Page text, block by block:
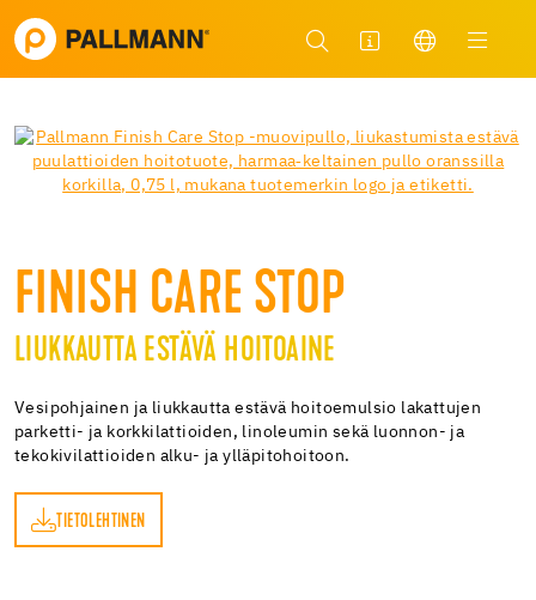
FINISH CARE STOP
LIUKKAUTTA ESTÄVÄ HOITOAINE
Vesipohjainen ja liukkautta estävä hoitoemulsio lakattujen
parketti- ja korkkilattioiden, linoleumin sekä luonnon- ja
tekokivilattioiden alku- ja ylläpitohoitoon.
TIETOLEHTINEN